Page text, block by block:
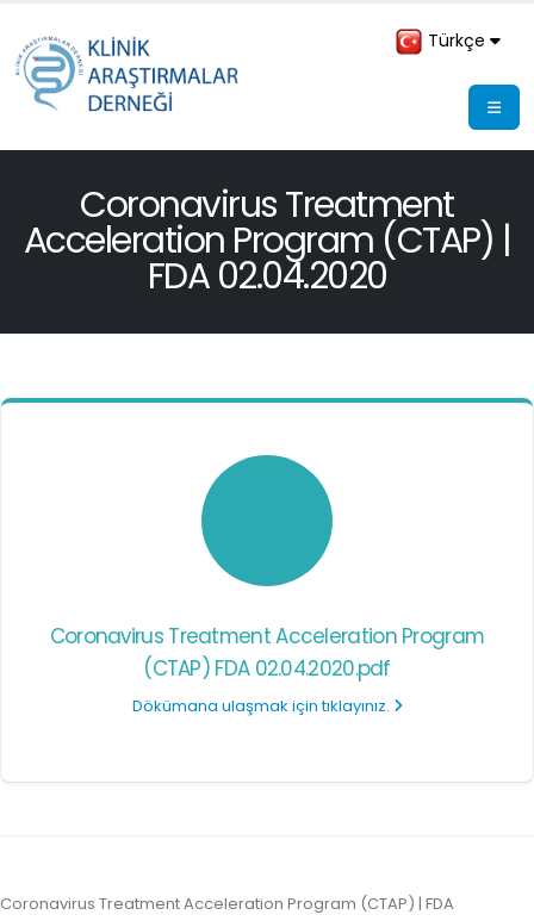
Türkçe
Coronavirus Treatment
Acceleration Program (CTAP) |
FDA 02.04.2020
Coronavirus Treatment Acceleration Program
(CTAP) FDA 02.04.2020.pdf
Dökümana ulaşmak için tıklayınız.
Coronavirus Treatment Acceleration Program (CTAP) | FDA